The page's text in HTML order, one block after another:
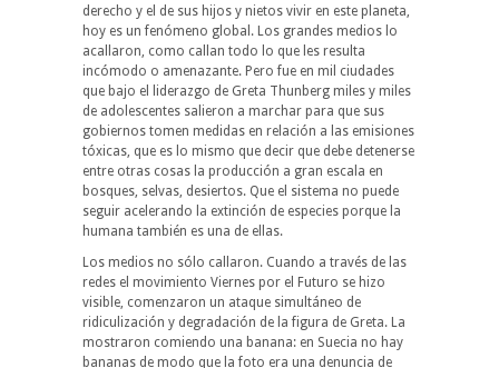
derecho y el de sus hijos y nietos vivir en este planeta,
hoy es un fenómeno global. Los grandes medios lo
acallaron, como callan todo lo que les resulta
incómodo o amenazante. Pero fue en mil ciudades
que bajo el liderazgo de Greta Thunberg miles y miles
de adolescentes salieron a marchar para que sus
gobiernos tomen medidas en relación a las emisiones
tóxicas, que es lo mismo que decir que debe detenerse
entre otras cosas la producción a gran escala en
bosques, selvas, desiertos. Que el sistema no puede
seguir acelerando la extinción de especies porque la
humana también es una de ellas.
Los medios no sólo callaron. Cuando a través de las
redes el movimiento Viernes por el Futuro se hizo
visible, comenzaron un ataque simultáneo de
ridiculización y degradación de la figura de Greta. La
mostraron comiendo una banana: en Suecia no hay
bananas de modo que la foto era una denuncia de